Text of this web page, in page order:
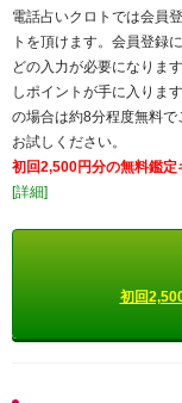
電話占いクロトでは会員
トを頂けます。会員登録
どの入力が必要になりま
しポイントが手に入りま
の場合は約8分程度無料
お試しください。
初回2,500円分の無料鑑定
[詳細]
初回